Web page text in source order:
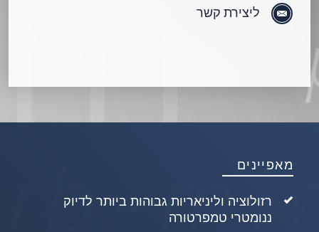
מאפיינים
רזולוציה וליניאריות גבוהות ביותר לדיוק
ננומטרי טמפרטורה
ליצירת קשר